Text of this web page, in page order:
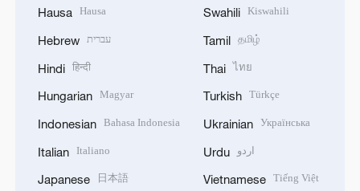
Hausa Hausa
Hebrew עברית
Hindi हिन्दी
Hungarian Magyar
Indonesian Bahasa Indonesia
Italian Italiano
Japanese 日本語
Swahili Kiswahili
Tamil தமிழ்
Thai ไทย
Turkish Türkçe
Ukrainian Українська
Urdu اردو
Vietnamese Tiếng Việt